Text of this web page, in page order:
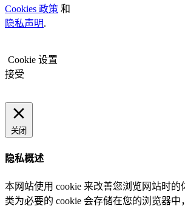
Cookies 政策 和
隐私声明.
Cookie 设置
接受
关闭
隐私概述
本网站使用 cookie 来改善您浏览网站时的
类为必要的 cookie 会存储在您的浏览器